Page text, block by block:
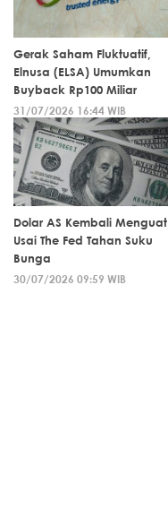
Gerak Saham Fluktuatif,
Elnusa (ELSA) Umumkan
Buyback Rp100 Miliar
31/07/2026 16:44 WIB
Dolar AS Kembali Menguat
Usai The Fed Tahan Suku
Bunga
30/07/2026 09:59 WIB